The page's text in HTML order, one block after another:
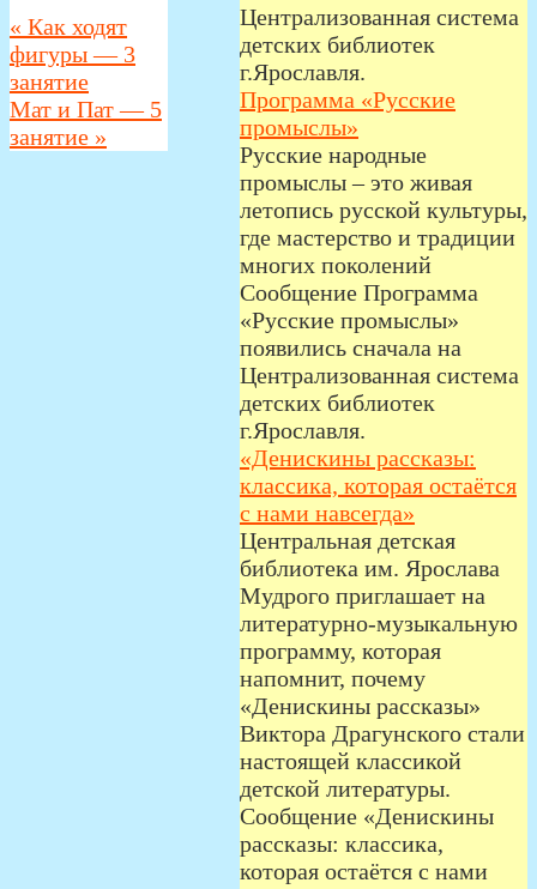
« Как ходят
фигуры — 3
занятие
Мат и Пат — 5
занятие »
Централизованная система
детских библиотек
г.Ярославля.
Программа «Русские
промыслы»
Русские народные
промыслы – это живая
летопись русской культуры,
где мастерство и традиции
многих поколений
Сообщение Программа
«Русские промыслы»
появились сначала на
Централизованная система
детских библиотек
г.Ярославля.
«Денискины рассказы:
классика, которая остаётся
с нами навсегда»
Центральная детская
библиотека им. Ярослава
Мудрого приглашает на
литературно‑музыкальную
программу, которая
напомнит, почему
«Денискины рассказы»
Виктора Драгунского стали
настоящей классикой
детской литературы.
Сообщение «Денискины
рассказы: классика,
которая остаётся с нами